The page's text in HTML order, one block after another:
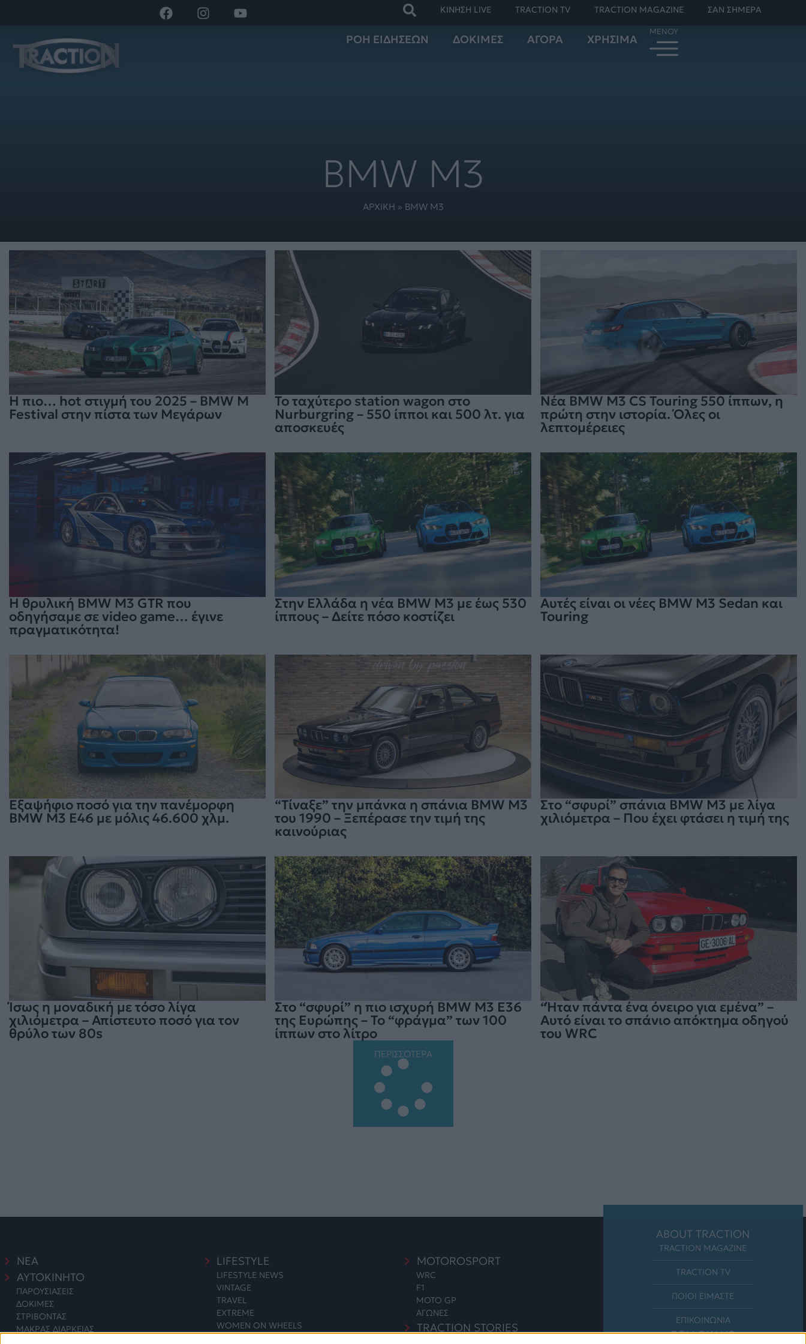
ΚΙΝΗΣΗ LIVE TRACTION TV TRACTION MAGAZINE ΣΑΝ ΣΗΜΕΡΑ
ΡΟΗ ΕΙΔΗΣΕΩΝ ΔΟΚΙΜΕΣ ΑΓΟΡΑ ΧΡΗΣΙΜΑ
BMW M3
ΑΡΧΙΚΗ » BMW M3
Η πιο… hot στιγμή του 2025 – BMW M
Festival στην πίστα των Μεγάρων
Το ταχύτερο station wagon στο
Nurburgring – 550 ίπποι και 500 λτ. για
αποσκευές
Νέα BMW M3 CS Touring 550 ίππων, η
πρώτη στην ιστορία. Όλες οι
λεπτομέρειες
Η θρυλική BMW M3 GTR που
οδηγήσαμε σε video game… έγινε
πραγματικότητα!
Στην Ελλάδα η νέα BMW M3 με έως 530
ίππους – Δείτε πόσο κοστίζει
Αυτές είναι οι νέες BMW M3 Sedan και
Touring
Εξαψήφιο ποσό για την πανέμορφη
BMW M3 E46 με μόλις 46.600 χλμ.
“Τίναξε” την μπάνκα η σπάνια BMW M3
του 1990 – Ξεπέρασε την τιμή της
καινούριας
Στο “σφυρί” σπάνια BMW M3 με λίγα
χιλιόμετρα – Που έχει φτάσει η τιμή της
Ίσως η μοναδική με τόσο λίγα
χιλιόμετρα – Απίστευτο ποσό για τον
θρύλο των 80s
Στο “σφυρί” η πιο ισχυρή BMW M3 E36
της Ευρώπης – Το “φράγμα” των 100
ίππων στο λίτρο
“Ήταν πάντα ένα όνειρο για εμένα” –
Αυτό είναι το σπάνιο απόκτημα οδηγού
του WRC
ΠΕΡΙΣΣΟΤΕΡΑ
ΝΕΑ
ΑΥΤΟΚΙΝΗΤΟ
ΠΑΡΟΥΣΙΑΣΕΙΣ
ΔΟΚΙΜΕΣ
ΣΤΡΙΒΟΝΤΑΣ
ΜΑΚΡΑΣ ΔΙΑΡΚΕΙΑΣ
LIFESTYLE
LIFESTYLE NEWS
VINTAGE
TRAVEL
EXTREME
WOMEN ON WHEELS
MOTOROSPORT
WRC
F1
MOTO GP
ΑΓΩΝΕΣ
TRACTION STORIES
ABOUT TRACTION
TRACTION MAGAZINE
TRACTION TV
ΠΟΙΟΙ ΕΙΜΑΣΤΕ
ΕΠΙΚΟΙΝΩΝΙΑ
FOLLOW US